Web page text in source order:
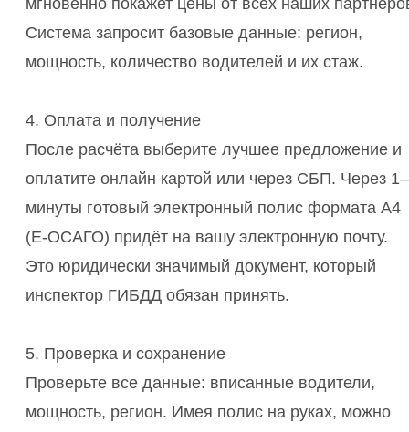
мгновенно покажет цены от всех наших
Система запросит базовые данные: регион,
мощность, количество водителей и их стаж.
4. Оплата и получение
После расчёта выберите лучшее предложение и
оплатите онлайн картой или через СБП. Через
минуты готовый электронный полис формата А4
(Е-ОСАГО) придёт на вашу электронную почту.
Это юридически значимый документ, который
инспектор ГИБДД обязан принять.
5. Проверка и сохранение
Проверьте все данные: вписанные водители,
мощность, регион. Имея полис на руках, можно